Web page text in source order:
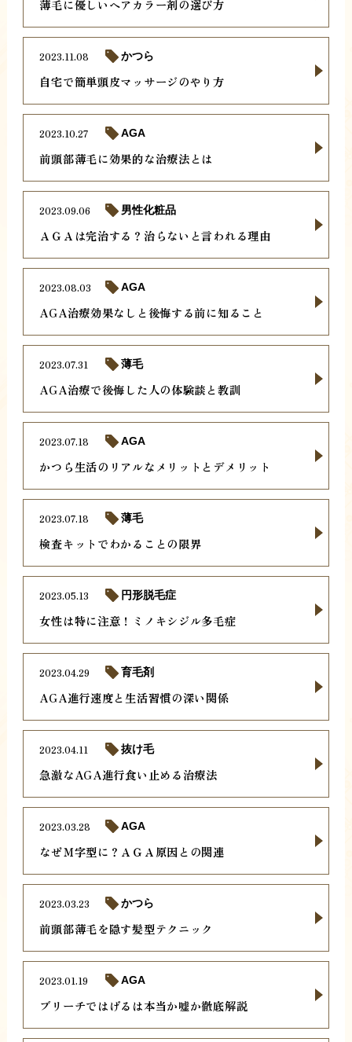
薄毛に優しいヘアカラー剤の選び方
自宅で簡単頭皮マッサージのやり方
2023.11.08 かつら
前頭部薄毛に効果的な治療法とは
2023.10.27 AGA
ＡＧＡは完治する？治らないと言われる理由
2023.09.06 男性化粧品
AGA治療効果なしと後悔する前に知ること
2023.08.03 AGA
AGA治療で後悔した人の体験談と教訓
2023.07.31 薄毛
かつら生活のリアルなメリットとデメリット
2023.07.18 AGA
検査キットでわかることの限界
2023.07.18 薄毛
女性は特に注意！ミノキシジル多毛症
2023.05.13 円形脱毛症
AGA進行速度と生活習慣の深い関係
2023.04.29 育毛剤
急激なAGA進行食い止める治療法
2023.04.11 抜け毛
なぜＭ字型に？ＡＧＡ原因との関連
2023.03.28 AGA
前頭部薄毛を隠す髪型テクニック
2023.03.23 かつら
ブリーチではげるは本当か嘘か徹底解説
2023.01.19 AGA